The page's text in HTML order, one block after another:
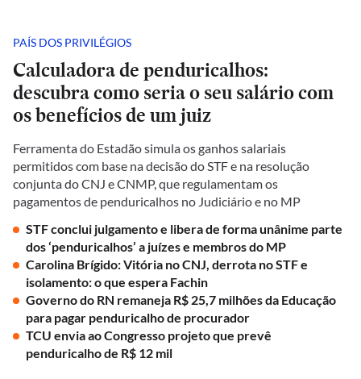
PAÍS DOS PRIVILÉGIOS
Calculadora de penduricalhos:
descubra como seria o seu salário com
os benefícios de um juiz
Ferramenta do Estadão simula os ganhos salariais
permitidos com base na decisão do STF e na resolução
conjunta do CNJ e CNMP, que regulamentam os
pagamentos de penduricalhos no Judiciário e no MP
STF conclui julgamento e libera de forma unânime parte
dos ‘penduricalhos’ a juízes e membros do MP
Carolina Brígido: Vitória no CNJ, derrota no STF e
isolamento: o que espera Fachin
Governo do RN remaneja R$ 25,7 milhões da Educação
para pagar penduricalho de procurador
TCU envia ao Congresso projeto que prevê
penduricalho de R$ 12 mil